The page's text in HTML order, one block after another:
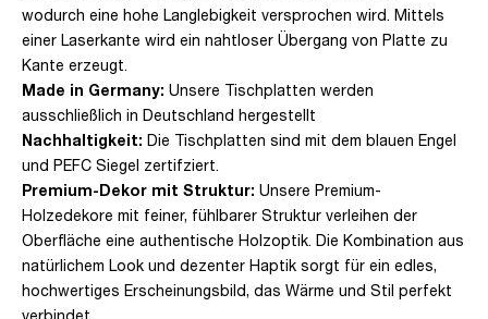
wodurch eine hohe Langlebigkeit versprochen wird. Mittels
einer Laserkante wird ein nahtloser Übergang von Platte zu
Kante erzeugt.
Made in Germany: Unsere Tischplatten werden
ausschließlich in Deutschland hergestellt
Nachhaltigkeit: Die Tischplatten sind mit dem blauen Engel
und PEFC Siegel zertifziert.
Premium-Dekor mit Struktur: Unsere Premium-
Holzedekore mit feiner, fühlbarer Struktur verleihen der
Oberfläche eine authentische Holzoptik. Die Kombination aus
natürlichem Look und dezenter Haptik sorgt für ein edles,
hochwertiges Erscheinungsbild, das Wärme und Stil perfekt
verbindet.